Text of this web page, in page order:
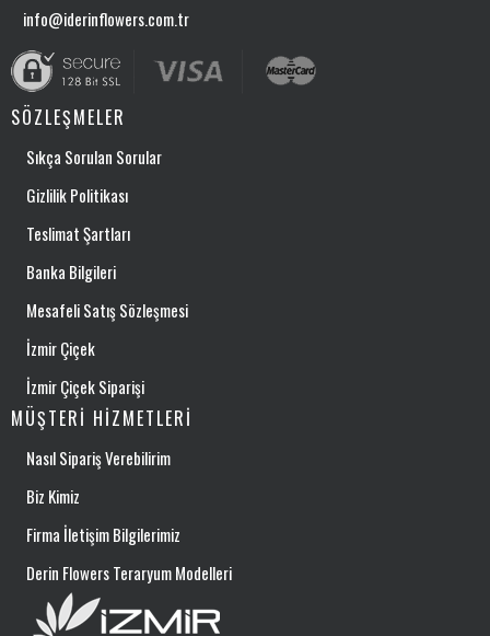
info@iderinflowers.com.tr
SÖZLEŞMELER
Sıkça Sorulan Sorular
Gizlilik Politikası
Teslimat Şartları
Banka Bilgileri
Mesafeli Satış Sözleşmesi
İzmir Çiçek
İzmir Çiçek Siparişi
MÜŞTERI HIZMETLERI
Nasıl Sipariş Verebilirim
Biz Kimiz
Firma İletişim Bilgilerimiz
Derin Flowers Teraryum Modelleri